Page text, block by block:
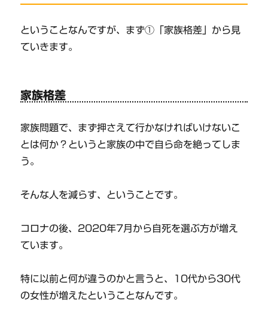
ということなんですが、まず①「家族格差」から見
ていきます。
家族格差
家族問題で、まず押さえて行かなければいけないこ
とは何か？というと家族の中で自ら命を絶ってしま
う。
そんな人を減らす、ということです。
コロナの後、2020年7月から自死を選ぶ方が増え
ています。
特に以前と何が違うのかと言うと、10代から30代
の女性が増えたということなんです。